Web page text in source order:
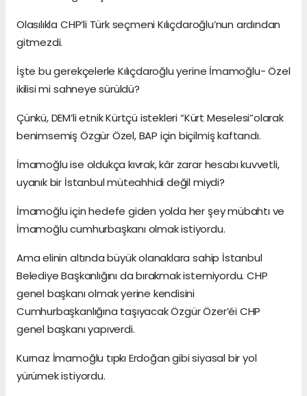
Olasılıkla CHP’li Türk seçmeni Kılıçdaroğlu’nun ardından
gitmezdi.
İşte bu gerekçelerle Kılıçdaroğlu yerine İmamoğlu- Özel
ikilisi mi sahneye sürüldü?
Çünkü, DEM’li etnik Kürtçü istekleri “Kürt Meselesi”olarak
benimsemiş Özgür Özel, BAP için biçilmiş kaftandı.
İmamoğlu ise oldukça kıvrak, kâr zarar hesabı kuvvetli,
uyanık bir İstanbul müteahhidi değil miydi?
İmamoğlu için hedefe giden yolda her şey mübahtı ve
İmamoğlu cumhurbaşkanı olmak istiyordu.
Ama elinin altında büyük olanaklara sahip İstanbul
Belediye Başkanlığını da bırakmak istemiyordu. CHP
genel başkanı olmak yerine kendisini
Cumhurbaşkanlığına taşıyacak Özgür Özer’éi CHP
genel başkanı yapıverdi.
Kurnaz İmamoğlu tıpkı Erdoğan gibi siyasal bir yol
yürümek istiyordu.